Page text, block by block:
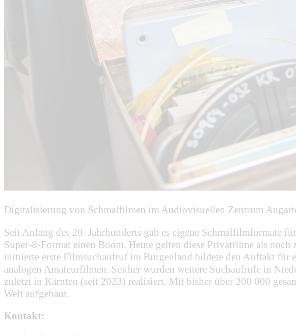
Digitalisierung von Schmalfilmen im Audiovisuellen Zentrum
Seit Anfang des 20. Jahrhunderts gab es eigene Schmalfilmformate
Super-8-Format einen Boom. Heute gelten diese Privatfilme als
initiierte erste Filmsuchaufruf im Burgenland bildete den Auftakt
analogen Amateurfilmen. Seither wurden weitere Suchaufrufe in
zuletzt in Kärnten (seit 2023) realisiert. Mit bisher über 200 000
Welt aufgebaut.
Kontakt: